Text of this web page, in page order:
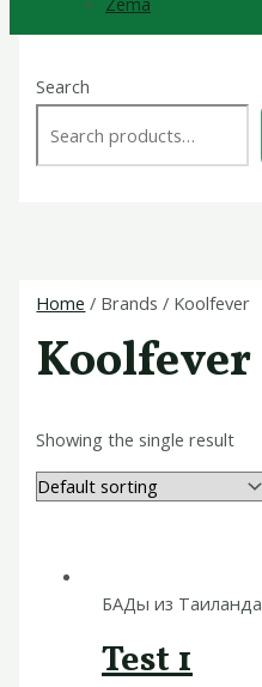
Search
Home / Brands / Koolfever
Koolfever
Showing the single result
БАДы из Таиланда
Test 1